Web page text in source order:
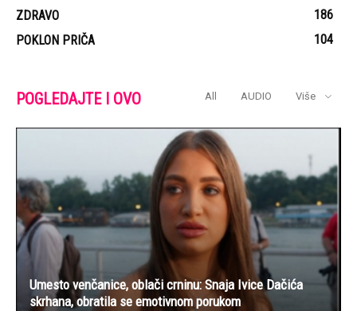
ZDRAVO
186
POKLON PRIČA
104
POGLEDAJTE I OVO All AUDIO Više
Umesto venčanice, oblači crninu: Snaja Ivice Dačića
skrhana, obratila se emotivnom porukom